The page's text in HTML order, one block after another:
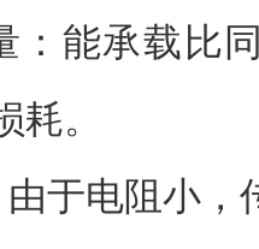
：能承载比
。
于电阻小，